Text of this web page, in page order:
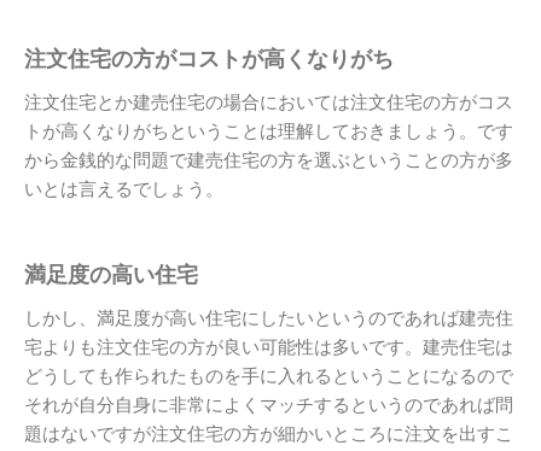
注文住宅の方がコストが高くなりがち
注文住宅とか建売住宅の場合においては注文住宅の方がコス
トが高くなりがちということは理解しておきましょう。です
から金銭的な問題で建売住宅の方を選ぶということの方が多
いとは言えるでしょう。
満足度の高い住宅
しかし、満足度が高い住宅にしたいというのであれば建売住
宅よりも注文住宅の方が良い可能性は多いです。建売住宅は
どうしても作られたものを手に入れるということになるので
それが自分自身に非常によくマッチするというのであれば問
題はないですが注文住宅の方が細かいところに注文を出すこ